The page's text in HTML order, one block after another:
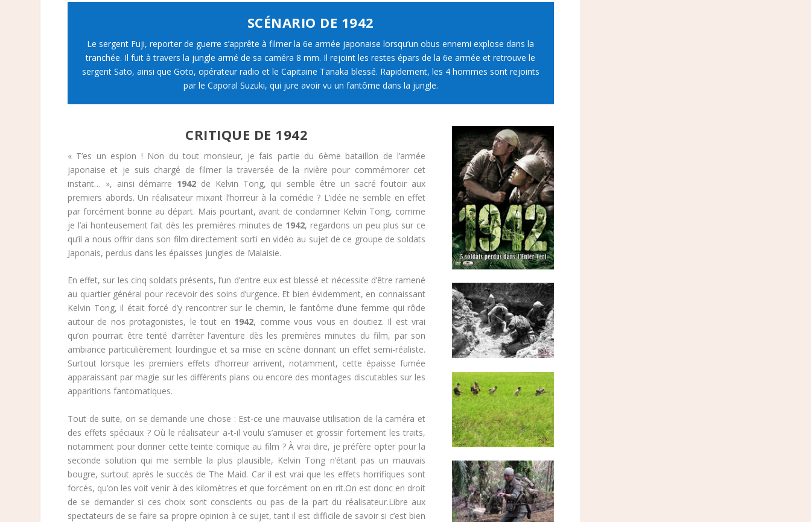
SCÉNARIO DE 1942
Le sergent Fuji, reporter de guerre s’apprête à filmer la 6e armée japonaise lorsqu’un obus ennemi explose dans la
tranchée. Il fuit à travers la jungle armé de sa caméra 8 mm. Il rejoint les restes épars de la 6e armée et retrouve le
sergent Sato, ainsi que Goto, opérateur radio et le Capitaine Tanaka blessé. Rapidement, les 4 hommes sont rejoints
par le Caporal Suzuki, qui jure avoir vu un fantôme dans la jungle.
CRITIQUE DE 1942
« T’es un espion ! Non du tout monsieur, je fais partie du 6ème bataillon de l’armée
japonaise et je suis chargé de filmer la traversée de la rivière pour commémorer cet
instant… », ainsi démarre 1942 de Kelvin Tong, qui semble être un sacré foutoir aux
premiers abords. Un réalisateur mixant l’horreur à la comédie ? L’idée ne semble en effet
par forcément bonne au départ. Mais pourtant, avant de condamner Kelvin Tong, comme
je l’ai honteusement fait dès les premières minutes de 1942, regardons un peu plus sur ce
qu’il a nous offrir dans son film directement sorti en vidéo au sujet de ce groupe de soldats
Japonais, perdus dans les épaisses jungles de Malaisie.
En effet, sur les cinq soldats présents, l’un d’entre eux est blessé et nécessite d’être ramené
au quartier général pour recevoir des soins d’urgence. Et bien évidemment, en connaissant
Kelvin Tong, il était forcé d’y rencontrer sur le chemin, le fantôme d’une femme qui rôde
autour de nos protagonistes, le tout en 1942, comme vous vous en doutiez. Il est vrai
qu’on pourrait être tenté d’arrêter l’aventure dès les premières minutes du film, par son
ambiance particulièrement lourdingue et sa mise en scène donnant un effet semi-réaliste.
Surtout lorsque les premiers effets d’horreur arrivent, notamment, cette épaisse fumée
apparaissant par magie sur les différents plans ou encore des montages discutables sur les
apparitions fantomatiques.
Tout de suite, on se demande une chose : Est-ce une mauvaise utilisation de la caméra et
des effets spéciaux ? Où le réalisateur a-t-il voulu s’amuser et grossir fortement les traits,
notamment pour donner cette teinte comique au film ? À vrai dire, je préfère opter pour la
seconde solution qui me semble la plus plausible, Kelvin Tong n’étant pas un mauvais
bougre, surtout après le succès de The Maid. Car il est vrai que les effets horrifiques sont
forcés, qu’on les voit venir à des kilomètres et que forcément on en rit.On est donc en droit
de se demander si ces choix sont conscients ou pas de la part du réalisateur.Libre aux
spectateurs de se faire sa propre opinion à ce sujet, tant il est difficile de savoir si c’est bien